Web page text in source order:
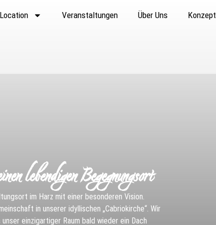
Location Veranstaltungen Über Uns Konzept
lebendigen Begegnungsort
im Harz mit einer besonderen Vision.
in unserer idyllischen „Cabriokirche“. Wir
einzigartiger Raum bald wieder ein Dach